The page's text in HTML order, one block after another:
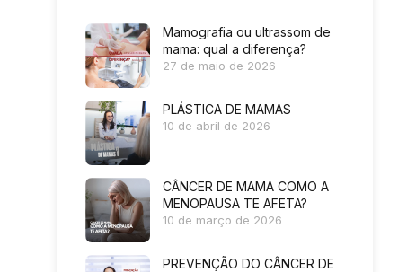
Mamografia ou ultrassom de
mama: qual a diferença?
27 de maio de 2026
PLÁSTICA DE MAMAS
10 de abril de 2026
CÂNCER DE MAMA COMO A
MENOPAUSA TE AFETA?
10 de março de 2026
PREVENÇÃO DO CÂNCER DE